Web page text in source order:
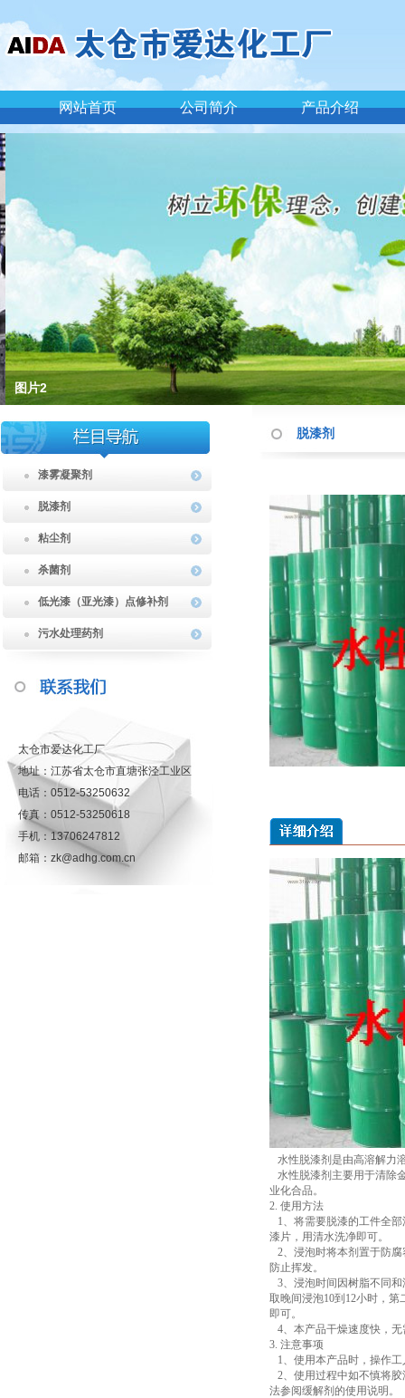
网站首页 公司简介 产品介绍
图片2
漆雾凝聚剂
脱漆剂
粘尘剂
杀菌剂
低光漆（亚光漆）点修补剂
污水处理药剂
太仓市爱达化工厂
地址：江苏省太仓市直塘张泾工业区
电话：0512-53250632
传真：0512-53250618
手机：13706247812
邮箱：zk@adhg.com.cn
脱漆剂
水性脱漆剂是由高溶解力
水性脱漆剂主要用于清除
业化合品。
2. 使用方法
1、将需要脱漆的工件全
漆片，用清水洗净即可。
2、浸泡时将本剂置于防
防止挥发。
3、浸泡时间因树脂不同
取晚间浸泡10到12小时，
即可。
4、本产品干燥速度快，
3. 注意事项
1、使用本产品时，操作
2、使用过程中如不慎将
法参阅缓解剂的使用说明